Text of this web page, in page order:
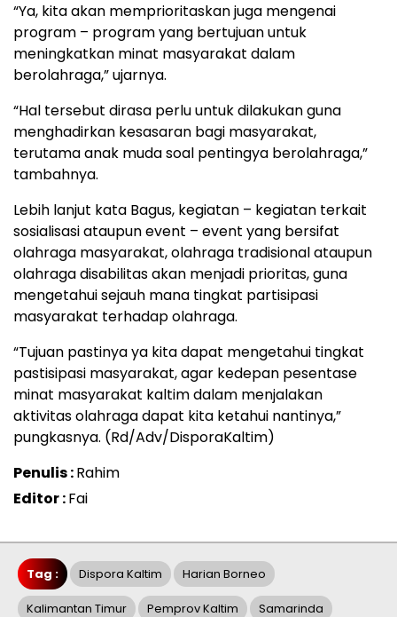
“Ya, kita akan memprioritaskan juga mengenai
program – program yang bertujuan untuk
meningkatkan minat masyarakat dalam
berolahraga,” ujarnya.
“Hal tersebut dirasa perlu untuk dilakukan guna
menghadirkan kesasaran bagi masyarakat,
terutama anak muda soal pentingya berolahraga,”
tambahnya.
Lebih lanjut kata Bagus, kegiatan – kegiatan terkait
sosialisasi ataupun event – event yang bersifat
olahraga masyarakat, olahraga tradisional ataupun
olahraga disabilitas akan menjadi prioritas, guna
mengetahui sejauh mana tingkat partisipasi
masyarakat terhadap olahraga.
“Tujuan pastinya ya kita dapat mengetahui tingkat
pastisipasi masyarakat, agar kedepan pesentase
minat masyarakat kaltim dalam menjalakan
aktivitas olahraga dapat kita ketahui nantinya,”
pungkasnya. (Rd/Adv/DisporaKaltim)
Penulis :Rahim
Editor :Fai
Tag : Dispora Kaltim Harian Borneo
Kalimantan Timur Pemprov Kaltim Samarinda